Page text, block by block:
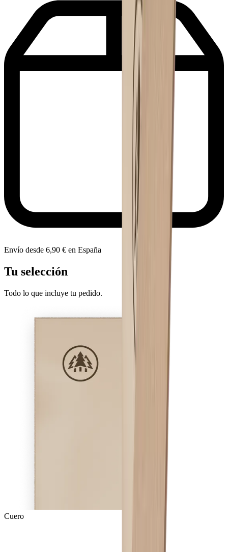
Envío desde 6,90 € en España
Tu selección
Todo lo que incluye tu pedido.
Cuero